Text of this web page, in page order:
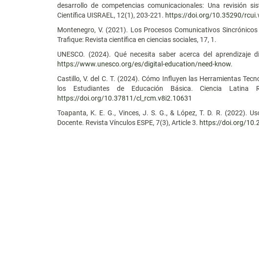
desarrollo de competencias comunicacionales: Una revisión
Científica UISRAEL, 12(1), 203-221. https://doi.org/10.35290/
Montenegro, V. (2021). Los Procesos Comunicativos
Trafique: Revista científica en ciencias sociales, 17, 1.
UNESCO. (2024). Qué necesita saber acerca del
https://www.unesco.org/es/digital-education/need-know.
Castillo, V. del C. T. (2024). Cómo Influyen las Herramientas
los Estudiantes de Educación Básica. Ciencia Latina
https://doi.org/10.37811/cl_rcm.v8i2.10631
Toapanta, K. E. G., Vinces, J. S. G., & López, T. D. R. (2022).
Docente. Revista Vínculos ESPE, 7(3), Article 3. https://doi.org/